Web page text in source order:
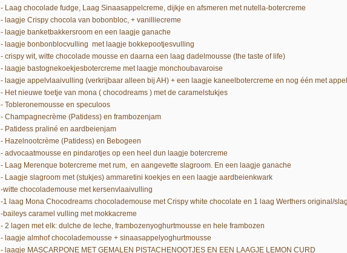
- Laag chocolade fudge, Laag Sinaasappelcreme, dijkje en afsmeren met nutella-botercreme
- laagje Crispy chocola van bobonbloc, + vanilliecreme
- laagje banketbakkersroom en een laagje ganache
- laagje bonbonblocvulling met laagje bokkepootjesvulling
- crispy wit, witte chocolade mousse en daarna een laag dadelmousse (the taste of life)
- laagje bastognekoekjesbotercreme met laagje monchoubavaroise
- laagje appelvlaaivulling (verkrijbaar alleen bij AH) + een laagje kaneelbotercreme en nog één met
- Het nieuwe toetje van mona ( chocodreams ) met de caramelstukjes
- Tobleronemousse en speculoos
- Champagnecrème (Patidess) en frambozenjam
- Patidess praliné en aardbeienjam
- Hazelnootcrème (Patidess) en Bebogeen
- advocaatmousse en pindarotjes op een heel dun laagje botercreme
- Laag Merenque botercreme met rum, en aangevette slagroom. En een laagje ganache
- Laagje slagroom met (stukjes) ammaretini koekjes en een laagje aardbeienkwark
-witte chocolademouse met kersenvlaaivulling
-1 laag Mona Chocodreams chocolademouse met Crispy white chocolate en 1 laag Werthers original/
-baileys caramel vulling met mokkacreme
- 2 lagen met elk: dulche de leche, frambozenyoghurtmousse en hele frambozen
- laagje almhof chocolademousse + sinaasappelyoghurtmousse
- laagje MASCARPONE MET GEMALEN PISTACHENOOTJES EN EEN LAAGJE LEMON CURD